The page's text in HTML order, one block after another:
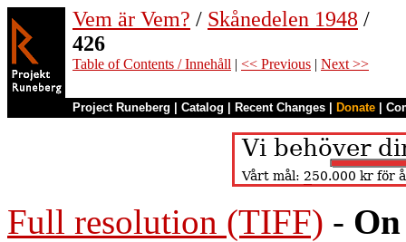
Vem är Vem? / Skånedelen 1948 /
426
Table of Contents / Innehåll | << Previous | Next >>
Project Runeberg Catalog Recent Changes Donate
Full resolution (TIFF) -